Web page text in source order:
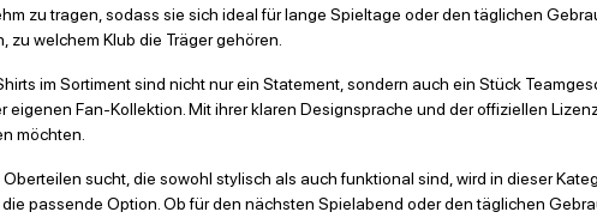
zu tragen, sodass sie sich ideal für lange Spieltage oder den täglichen
zu welchem Klub die Träger gehören.
im Sortiment sind nicht nur ein Statement, sondern auch ein Stück
eigenen Fan-Kollektion. Mit ihrer klaren Designsprache und der offiziellen
möchten.
Oberteilen sucht, die sowohl stylisch als auch funktional sind, wird in dieser
passende Option. Ob für den nächsten Spielabend oder den täglichen